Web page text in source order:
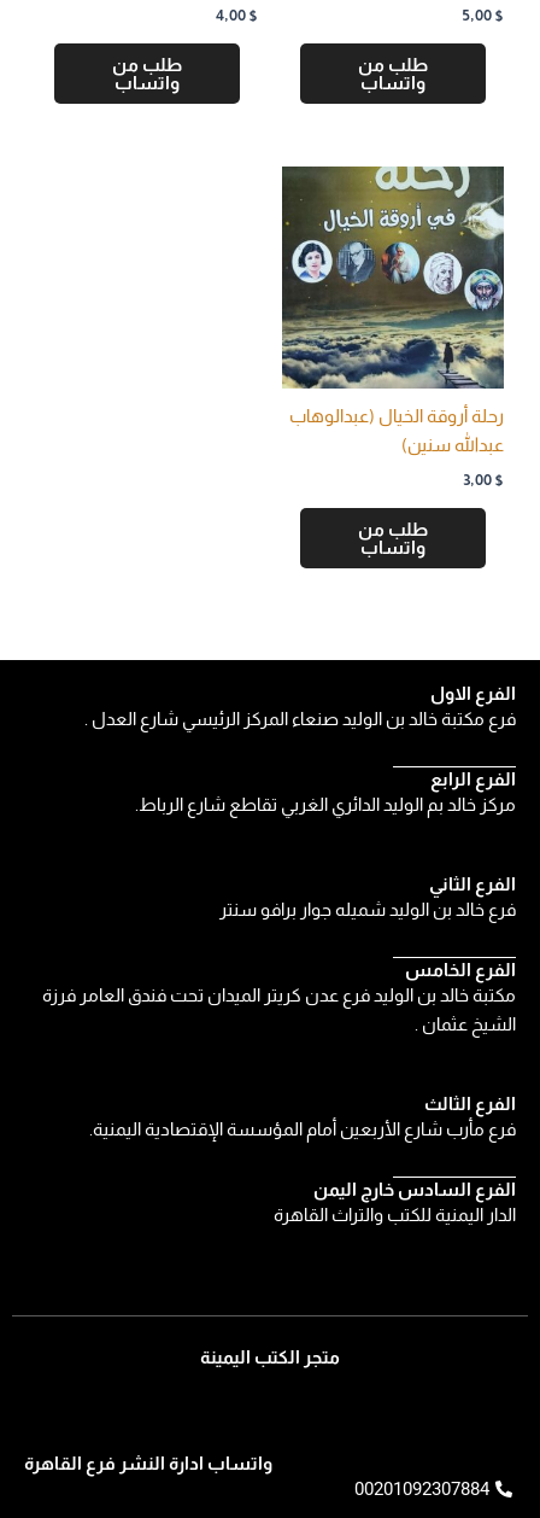
5,00 $
طلب من
واتساب
4,00 $
طلب من
واتساب
رحلة أروقة الخيال (عبدالوهاب
عبدالله سنين)
3,00 $
طلب من
واتساب
الفرع الثالث
فرع مأرب شارع الأربعين أمام المؤسسة الإقتصادية اليمنية.
الفرع السادس خارج اليمن
الدار اليمنية للكتب والتراث القاهرة
الفرع الثاني
فرع خالد بن الوليد شميله جوار برافو سنتر
الفرع الخامس
مكتبة خالد بن الوليد فرع عدن كريتر الميدان تحت فندق العامر فرزة
الشيخ عثمان .
الفرع الاول
فرع مكتبة خالد بن الوليد صنعاء المركز الرئيسي شارع العدل .
الفرع الرابع
مركز خالد بم الوليد الدائري الغربي تقاطع شارع الرباط.
متجر الكتب اليمينة
واتساب ادارة النشر فرع القاهرة
00201092307884